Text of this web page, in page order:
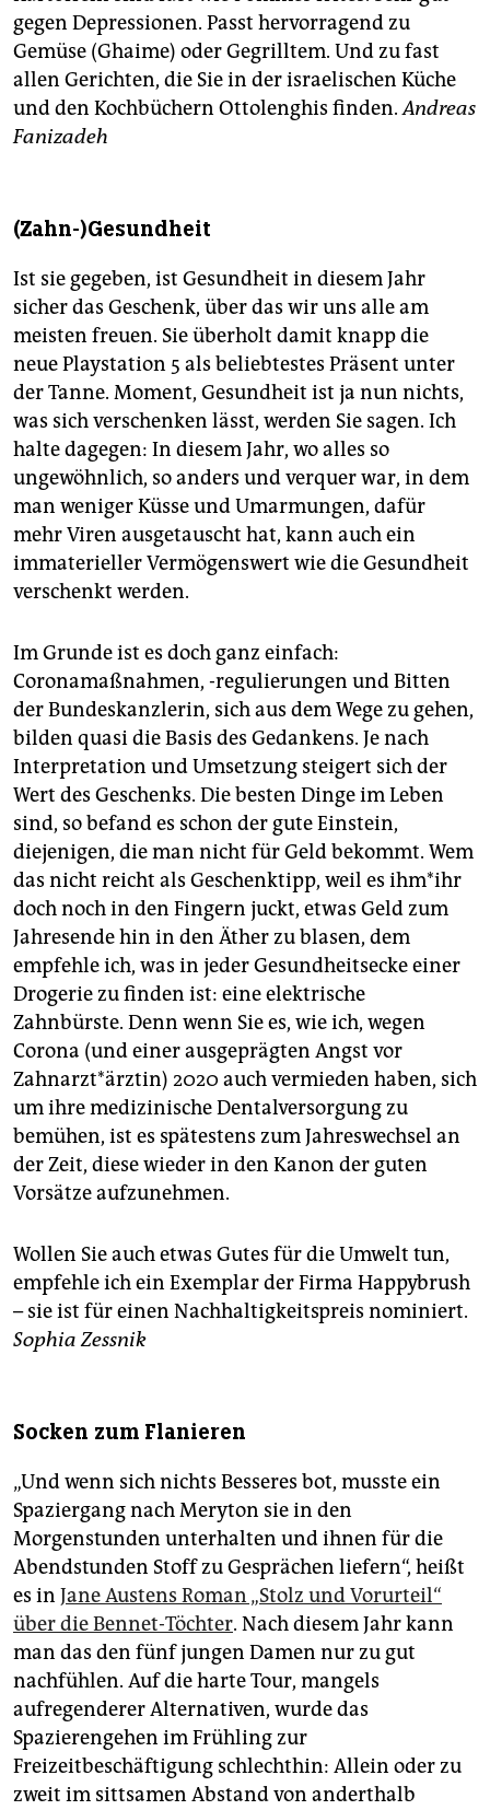
gegen Depressionen. Passt hervorragend zu
Gemüse (Ghaime) oder Gegrilltem. Und zu fast
allen Gerichten, die Sie in der israelischen Küche
und den Kochbüchern Ottolenghis finden.Andreas
Fanizadeh
(Zahn-)Gesundheit
Ist sie gegeben, ist Gesundheit in diesem Jahr
sicher das Geschenk, über das wir uns alle am
meisten freuen. Sie überholt damit knapp die
neue Playstation 5 als beliebtestes Präsent unter
der Tanne. Moment, Gesundheit ist ja nun nichts,
was sich verschenken lässt, werden Sie sagen. Ich
halte dagegen: In diesem Jahr, wo alles so
ungewöhnlich, so anders und verquer war, in dem
man weniger Küsse und Umarmungen, dafür
mehr Viren ausgetauscht hat, kann auch ein
immaterieller Vermögenswert wie die Gesundheit
verschenkt werden.
Im Grunde ist es doch ganz einfach:
Coronamaßnahmen, -regulierungen und Bitten
der Bundeskanzlerin, sich aus dem Wege zu gehen,
bilden quasi die Basis des Gedankens. Je nach
Interpretation und Umsetzung steigert sich der
Wert des Geschenks. Die besten Dinge im Leben
sind, so befand es schon der gute Einstein,
diejenigen, die man nicht für Geld bekommt. Wem
das nicht reicht als Geschenktipp, weil es ihm*ihr
doch noch in den Fingern juckt, etwas Geld zum
Jahresende hin in den Äther zu blasen, dem
empfehle ich, was in jeder Gesundheitsecke einer
Drogerie zu finden ist: eine elektrische
Zahnbürste. Denn wenn Sie es, wie ich, wegen
Corona (und einer ausgeprägten Angst vor
Zahnarzt*ärztin) 2020 auch vermieden haben, sich
um ihre medizinische Dentalversorgung zu
bemühen, ist es spätestens zum Jahreswechsel an
der Zeit, diese wieder in den Kanon der guten
Vorsätze aufzunehmen.
Wollen Sie auch etwas Gutes für die Umwelt tun,
empfehle ich ein Exemplar der Firma Happybrush
– sie ist für einen Nachhaltigkeitspreis nominiert.
Sophia Zessnik
Socken zum Flanieren
„Und wenn sich nichts Besseres bot, musste ein
Spaziergang nach Meryton sie in den
Morgenstunden unterhalten und ihnen für die
Abendstunden Stoff zu Gesprächen liefern“, heißt
es in Jane Austens Roman „Stolz und Vorurteil“
über die Bennet-Töchter. Nach diesem Jahr kann
man das den fünf jungen Damen nur zu gut
nachfühlen. Auf die harte Tour, mangels
aufregenderer Alternativen, wurde das
Spazierengehen im Frühling zur
Freizeitbeschäftigung schlechthin: Allein oder zu
zweit im sittsamen Abstand von anderthalb